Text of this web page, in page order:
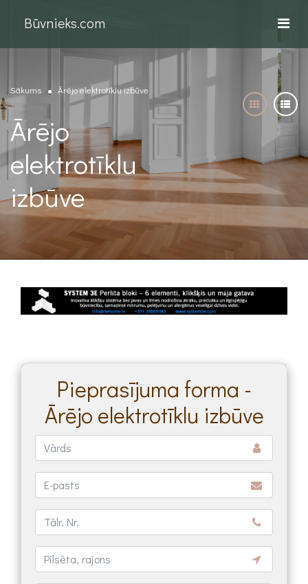
Būvnieks.com
Sākums Ārējo elektrotīklu izbūve
Ārējo
elektrotīklu
izbūve
Pieprasījuma forma -
Ārējo elektrotīklu izbūve